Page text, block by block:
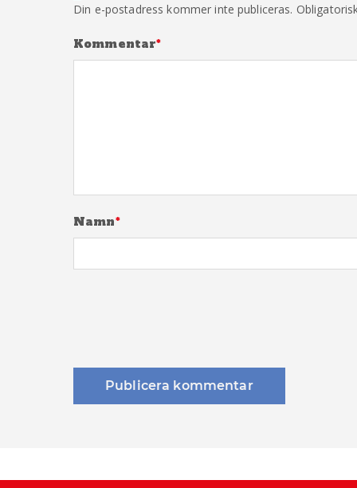
Din e-postadress kommer inte publiceras.
Kommentar*
Namn*